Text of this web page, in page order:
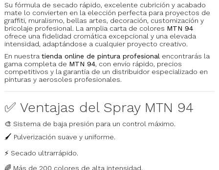
Su fórmula de secado rápido, excelente cubrición y acabado
mate lo convierten en la elección perfecta para proyectos de
graffiti, muralismo, bellas artes, decoración, customización y
bricolaje profesional. La amplia carta de colores MTN 94
ofrece una fidelidad cromática excepcional y una elevada
intensidad, adaptándose a cualquier proyecto creativo.
En nuestra tienda online de pintura profesional encontrarás la
gama completa de MTN 94, con envío rápido, precios
competitivos y la garantía de un distribuidor especializado en
pinturas y aerosoles profesionales.
✅ Ventajas del Spray MTN 94
🎨 Sistema de baja presión para un control máximo.
🖌️ Pulverización suave y uniforme.
⚡ Secado ultrarrápido.
🌈 Más de 200 colores de alta intensidad.